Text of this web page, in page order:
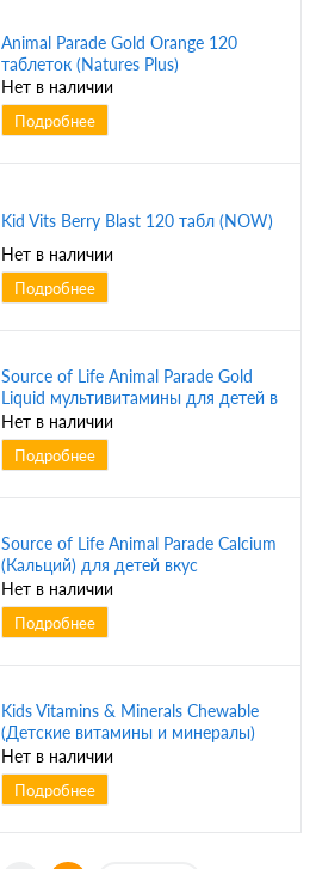
Animal Parade Gold Orange 120
таблеток (Natures Plus)
Нет в наличии
Подробнее
Kid Vits Berry Blast 120 табл (NOW)
Нет в наличии
Подробнее
Source of Life Animal Parade Gold
Liquid мультивитамины для детей в
жидкой форме вкус тропических
ягод 887,10 мл (30 жидк. унций)
(NaturesPlus)
Нет в наличии
Подробнее
Source of Life Animal Parade Calcium
(Кальций) для детей вкус
натурального ванильного
мороженого 90 таблеток (Natures
Plus)
Нет в наличии
Подробнее
Kids Vitamins & Minerals Chewable
(Детские витамины и минералы)
вкус натуральной черной вишни
120 жев. таблеток (Solaray)
Нет в наличии
Подробнее